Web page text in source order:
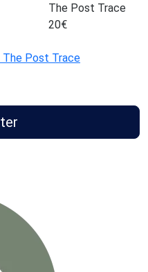
The Post Trace
20€
Post Trace